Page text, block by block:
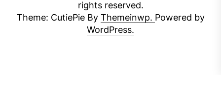
rights reserved.
Theme: CutiePie By Themeinwp. Powered by
WordPress.